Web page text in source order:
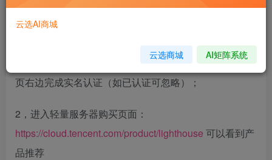
体验。
https://console.cloud.tencent.com/，
登录并点击右上角的图像 icon进入个人中心，然后在网
页右边完成实名认证（如已认证可忽略）；
2，进入轻量服务器购买页面：
https://cloud.tencent.com/product/lighthouse 可以看到产
品推荐
云选AI商城
云选商城 AI矩阵系统